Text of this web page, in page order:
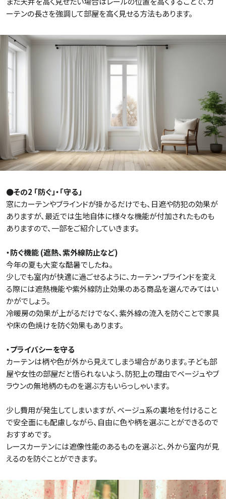
ーテンの長さを強調して部屋を高く見せる方法もあります。
●その2 「防ぐ」・「守る」
窓にカーテンやブラインドが掛かるだけでも、日遮や防犯の効果が
ありますが、最近では生地自体に様々な機能が付加されたものも
ありますので、一部をご紹介していきます。
・防ぐ機能 (遮熱、紫外線防止など)
今年の夏も大変な酷暑でしたね。
少しでも室内が快適に過ごせるように、カーテン・ブラインドを変え
る際には遮熱機能や紫外線防止効果のある商品を選んでみてはい
かがでしょう。
冷暖房の効果が上がるだけでなく、紫外線の流入を防ぐことで家具
や床の色焼けを防ぐ効果もあります。
・プライバシーを守る
カーテンは柄や色が外から見えてしまう場合があります。子ども部
屋や女性の部屋だと悟られないよう、防犯上の理由でベージュやブ
ラウンの無地柄のものを選ぶ方もいらっしゃいます。
少し費用が発生してしまいますが、ベージュ系の裏地を付けること
で安全面にも配慮しながら、自由に色や柄を選ぶことができるので
おすすめです。
レースカーテンには遮像性能のあるものを選ぶと、外から室内が見
えるのを防ぐことができます。